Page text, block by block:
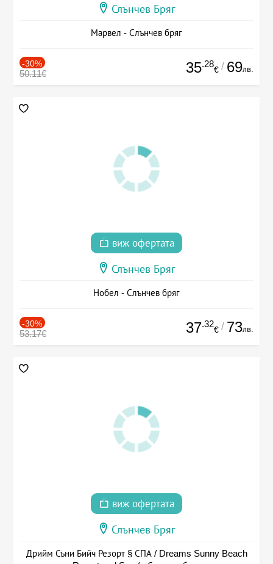
Слънчев Бряг
Марвел - Слънчев бряг
-30%
50.11€ 35.28
€ / 69лв.
виж офертата
Слънчев Бряг
Нобел - Слънчев бряг
-30%
53.17€ 37.32
€ / 73лв.
виж офертата
Слънчев Бряг
Дрийм Съни Бийч Резорт § СПА / Dreams Sunny Beach